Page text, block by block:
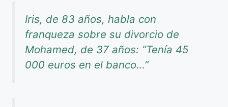
Iris, de 83 años, habla con
franqueza sobre su divorcio de
Mohamed, de 37 años: “Tenía 45
000 euros en el banco…”